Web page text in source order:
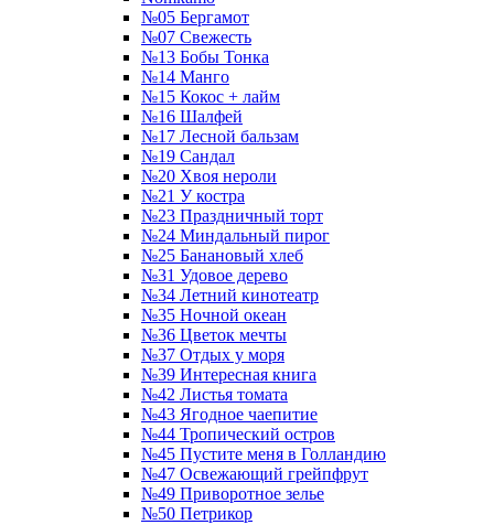
№05 Бергамот
№07 Свежесть
№13 Бобы Тонка
№14 Манго
№15 Кокос + лайм
№16 Шалфей
№17 Лесной бальзам
№19 Сандал
№20 Хвоя нероли
№21 У костра
№23 Праздничный торт
№24 Миндальный пирог
№25 Банановый хлеб
№31 Удовое дерево
№34 Летний кинотеатр
№35 Ночной океан
№36 Цветок мечты
№37 Отдых у моря
№39 Интересная книга
№42 Листья томата
№43 Ягодное чаепитие
№44 Тропический остров
№45 Пустите меня в Голландию
№47 Освежающий грейпфрут
№49 Приворотное зелье
№50 Петрикор